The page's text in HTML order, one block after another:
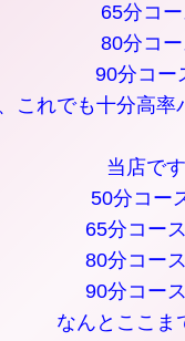
65分コ
80分コ
90分コー
これでも十分高
当店で
50分コー
65分コー
80分コー
90分コー
なんとここま